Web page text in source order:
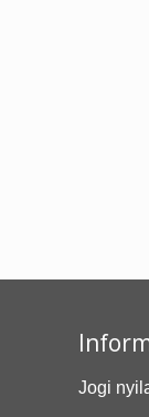
Jogi